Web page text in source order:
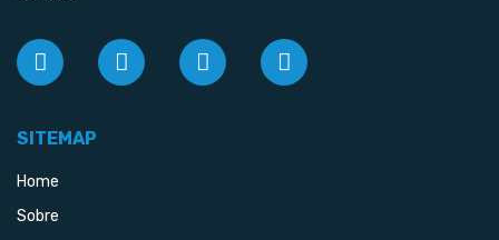
SITEMAP
Home
Sobre